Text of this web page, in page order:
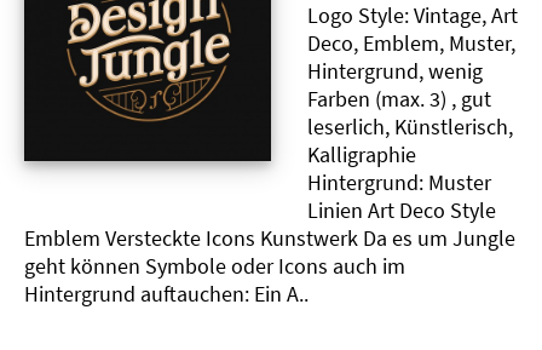
Logo Style: Vintage, Art
Deco, Emblem, Muster,
Hintergrund, wenig
Farben (max. 3) , gut
leserlich, Künstlerisch,
Kalligraphie
Hintergrund: Muster
Linien Art Deco Style
Emblem Versteckte Icons Kunstwerk Da es um Jungle
geht können Symbole oder Icons auch im
Hintergrund auftauchen: Ein A..